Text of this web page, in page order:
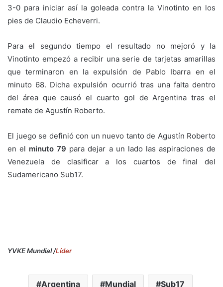
3-0 para iniciar así la goleada contra la Vinotinto en los
pies de Claudio Echeverri.
Para el segundo tiempo el resultado no mejoró y la
Vinotinto empezó a recibir una serie de tarjetas amarillas
que terminaron en la expulsión de Pablo Ibarra en el
minuto 68. Dicha expulsión ocurrió tras una falta dentro
del área que causó el cuarto gol de Argentina tras el
remate de Agustín Roberto.
El juego se definió con un nuevo tanto de Agustín Roberto
en el minuto 79 para dejar a un lado las aspiraciones de
Venezuela de clasificar a los cuartos de final del
Sudamericano Sub17.
YVKE Mundial /Líder
Argentina Mundial Sub17